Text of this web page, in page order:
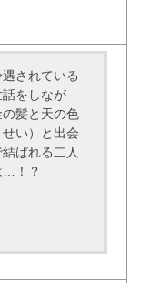
されている
をしなが
髪と天の色
い）と出会
ばれる二人
…！？